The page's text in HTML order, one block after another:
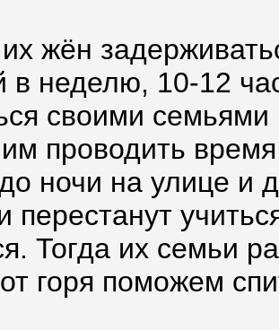
жён
в неделю, 10-12
своими
проводить
ночи на улице
перестанут
Тогда их семьи
горя поможем